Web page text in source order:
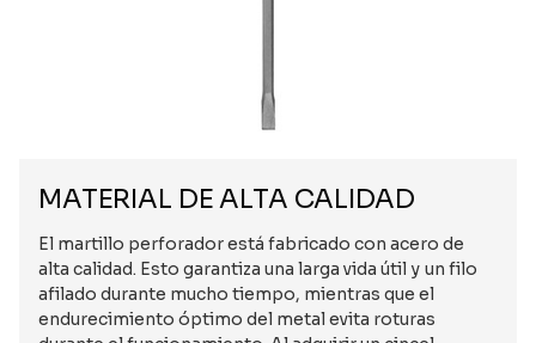
MATERIAL DE ALTA CALIDAD
El martillo perforador está fabricado con acero de
alta calidad. Esto garantiza una larga vida útil y un filo
afilado durante mucho tiempo, mientras que el
endurecimiento óptimo del metal evita roturas